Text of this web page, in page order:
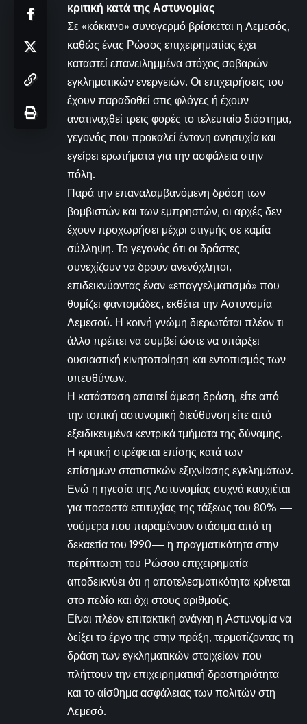
κριτική κατά της Αστυνομίας
Σε «κόκκινο» συναγερμό βρίσκεται η Λεμεσός,
καθώς ένας Ρώσος επιχειρηματίας έχει
καταστεί επανειλημμένα στόχος σοβαρών
εγκληματικών ενεργειών. Οι επιχειρήσεις του
έχουν παραδοθεί στις φλόγες ή έχουν
ανατιναχθεί τρεις φορές το τελευταίο διάστημα,
γεγονός που προκαλεί έντονη ανησυχία και
εγείρει ερωτήματα για την ασφάλεια στην
πόλη.
Παρά την επαναλαμβανόμενη δράση των
βομβιστών και των εμπρηστών, οι αρχές δεν
έχουν προχωρήσει μέχρι στιγμής σε καμία
σύλληψη. Το γεγονός ότι οι δράστες
συνεχίζουν να δρουν ανενόχλητοι,
επιδεικνύοντας έναν «επαγγελματισμό» που
θυμίζει φαντομάδες, εκθέτει την Αστυνομία
Λεμεσού. Η κοινή γνώμη διερωτάται πλέον τι
άλλο πρέπει να συμβεί ώστε να υπάρξει
ουσιαστική κινητοποίηση και εντοπισμός των
υπευθύνων.
Η κατάσταση απαιτεί άμεση δράση, είτε από
την τοπική αστυνομική διεύθυνση είτε από
εξειδικευμένα κεντρικά τμήματα της δύναμης.
Η κριτική στρέφεται επίσης κατά των
επίσημων στατιστικών εξιχνίασης εγκλημάτων.
Ενώ η ηγεσία της Αστυνομίας συχνά καυχιέται
για ποσοστά επιτυχίας της τάξεως του 80% —
νούμερα που παραμένουν στάσιμα από τη
δεκαετία του 1990— η πραγματικότητα στην
περίπτωση του Ρώσου επιχειρηματία
αποδεικνύει ότι η αποτελεσματικότητα κρίνεται
στο πεδίο και όχι στους αριθμούς.
Είναι πλέον επιτακτική ανάγκη η Αστυνομία να
δείξει το έργο της στην πράξη, τερματίζοντας τη
δράση των εγκληματικών στοιχείων που
πλήττουν την επιχειρηματική δραστηριότητα
και το αίσθημα ασφάλειας των πολιτών στη
Λεμεσό.